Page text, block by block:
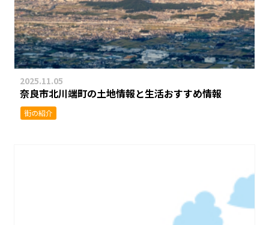
2025.11.05
奈良市北川端町の土地情報と生活おすすめ情報
街の紹介